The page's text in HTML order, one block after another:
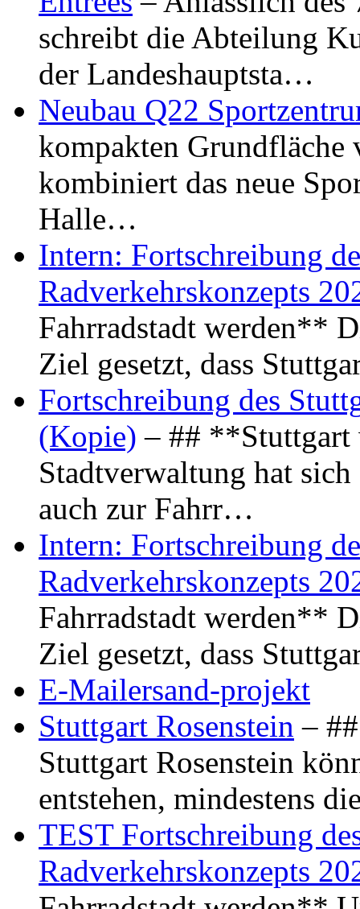
schreibt die Abteilung
der Landeshauptsta…
Neubau Q22
kompakten Grundfläche
kombiniert das neue
Halle…
Intern: Fortschreibung
Radverkehrskonzepts
Fahrradstadt werden**
Ziel gesetzt, dass
Fortschreibung des
(Kopie) – ## **Stuttgart
Stadtverwaltung hat
auch zur Fahrr…
Intern: Fortschreibung
Radverkehrskonzepts
Fahrradstadt werden**
Ziel gesetzt, dass
E-Mailersand-projekt
Stuttgart Rosenstein –
Stuttgart Rosenstein
entstehen, mindestens
TEST Fortschreibung
Radverkehrskonzepts